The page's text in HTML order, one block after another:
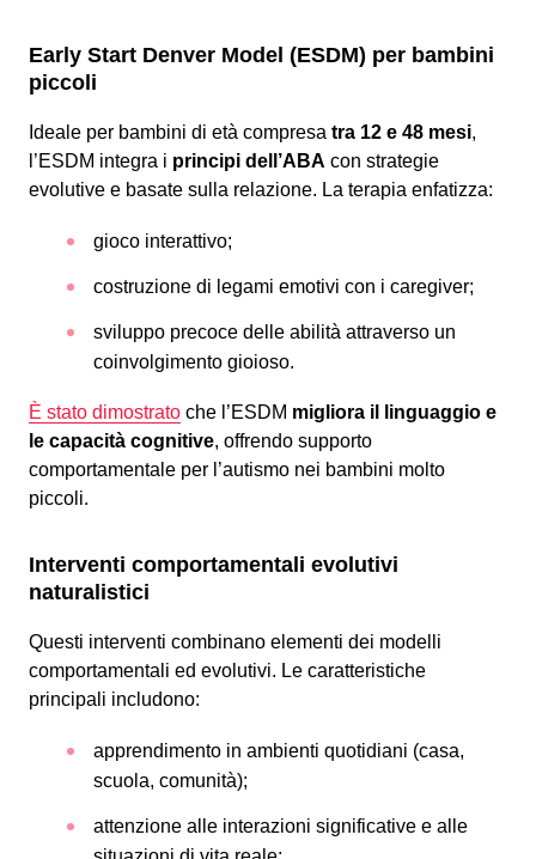
Early Start Denver Model (ESDM) per bambini
piccoli
Ideale per bambini di età compresa tra 12 e 48 mesi,
l’ESDM integra i principi dell’ABA con strategie
evolutive e basate sulla relazione. La terapia enfatizza:
gioco interattivo;
costruzione di legami emotivi con i caregiver;
sviluppo precoce delle abilità attraverso un
coinvolgimento gioioso.
È stato dimostrato che l’ESDM migliora il linguaggio e
le capacità cognitive, offrendo supporto
comportamentale per l’autismo nei bambini molto
piccoli.
Interventi comportamentali evolutivi
naturalistici
Questi interventi combinano elementi dei modelli
comportamentali ed evolutivi. Le caratteristiche
principali includono:
apprendimento in ambienti quotidiani (casa,
scuola, comunità);
attenzione alle interazioni significative e alle